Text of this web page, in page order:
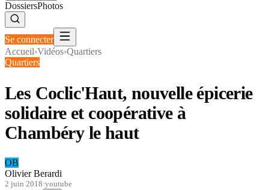
DossiersPhotos
Se connecter
Accueil›Vidéos›Quartiers
Quartiers
Les Coclic'Haut, nouvelle épicerie
solidaire et coopérative à
Chambéry le haut
OB
Olivier Berardi
2 juin 2018·youtube